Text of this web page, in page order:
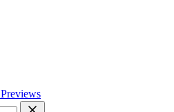
Previews